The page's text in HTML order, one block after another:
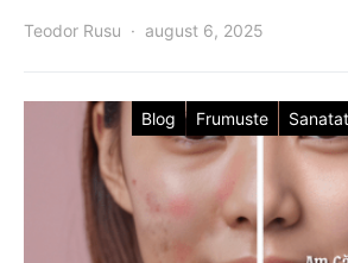
Teodor Rusu august 6, 2025
Blog Frumuste